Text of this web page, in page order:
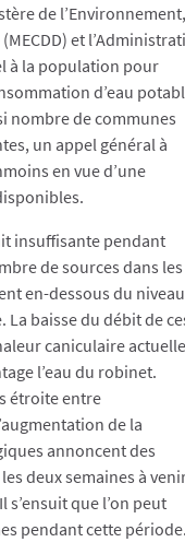
de l’Environnement,
et
à la population pour
d’eau
nombre de communes
un appel général à
en vue d’une
insuffisante pendant
de sources dans les
en-dessous du niveau
La baisse du débit de
caniculaire actuelle
l’eau du robinet.
étroite entre
de la
annoncent des
deux semaines à
que l’on peut
pendant cette période.